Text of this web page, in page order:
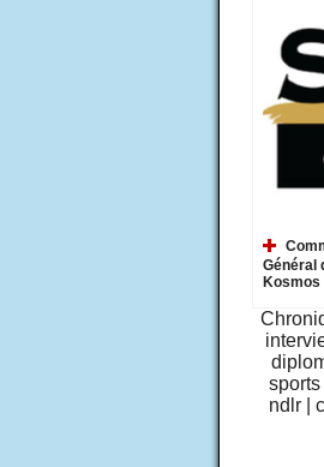
Général
Kosmos
sports
ndlr